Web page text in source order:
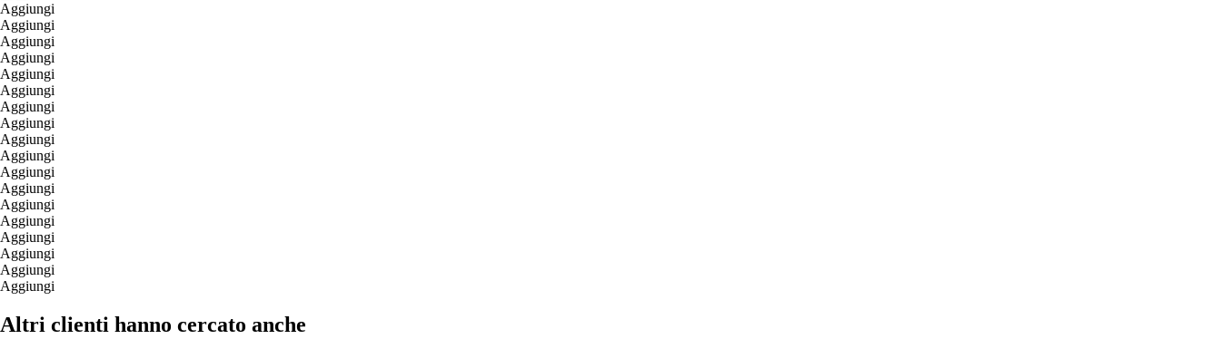
Aggiungi
Aggiungi
Aggiungi
Aggiungi
Aggiungi
Aggiungi
Aggiungi
Aggiungi
Aggiungi
Aggiungi
Aggiungi
Aggiungi
Aggiungi
Aggiungi
Aggiungi
Aggiungi
Aggiungi
Aggiungi
Altri clienti hanno cercato anche